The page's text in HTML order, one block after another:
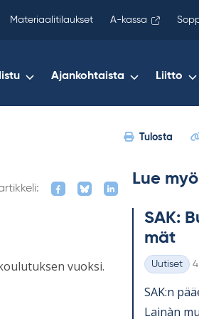
Materiaalitilaukset A-kassa
Ajankohtaista Liitto
Tulosta
vuoksi.
Lue
SAK:
mät
Kategoriat
Uutiset
SAK:n
Lainàn